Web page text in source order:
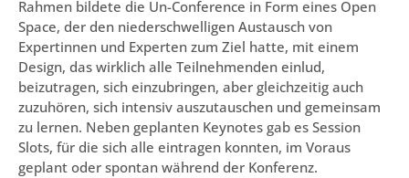
Rahmen bildete die Un-Conference in Form eines Open
Space, der den niederschwelligen Austausch von
Expertinnen und Experten zum Ziel hatte, mit einem
Design, das wirklich alle Teilnehmenden einlud,
beizutragen, sich einzubringen, aber gleichzeitig auch
zuzuhören, sich intensiv auszutauschen und gemeinsam
zu lernen. Neben geplanten Keynotes gab es Session
Slots, für die sich alle eintragen konnten, im Voraus
geplant oder spontan während der Konferenz.